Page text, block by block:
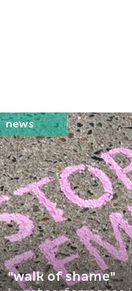
"walk of shame"